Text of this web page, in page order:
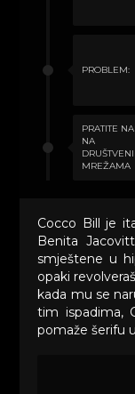
PROBLEM:
PRATITE
NA
MREŽAMA
Cocco Bill je
Benita
smještene u
opaki
kada mu se
tim ispadima,
pomaže šerifu